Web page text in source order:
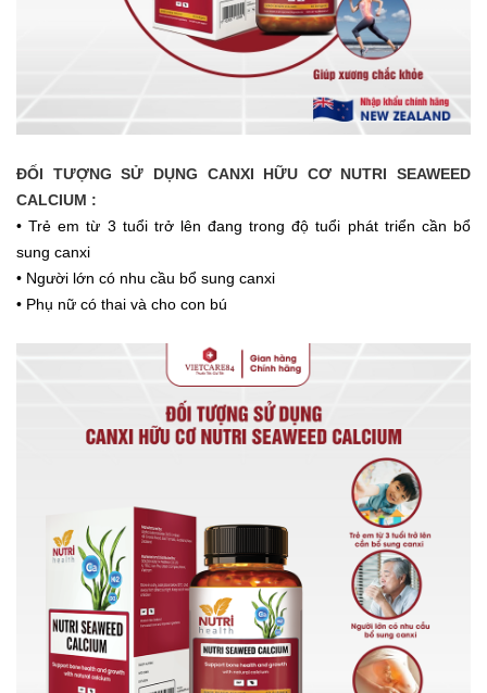
ĐỐI TƯỢNG SỬ DỤNG CANXI HỮU CƠ NUTRI SEAWEED
CALCIUM :
• Trẻ em từ 3 tuổi trở lên đang trong độ tuổi phát triển cần bổ
sung canxi
• Người lớn có nhu cầu bổ sung canxi
• Phụ nữ có thai và cho con bú